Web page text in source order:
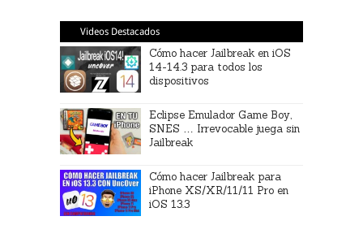
Videos Destacados
Cómo hacer Jailbreak en iOS
14-14.3 para todos los
dispositivos
Eclipse Emulador Game Boy,
SNES … Irrevocable juega sin
Jailbreak
Cómo hacer Jailbreak para
iPhone XS/XR/11/11 Pro en
iOS 13.3